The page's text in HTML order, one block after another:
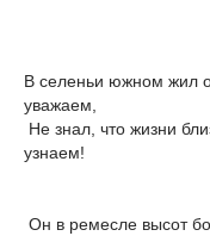
В селеньи южном жил
уважаем,
Не знал, что жизни
узнаем!
Он в ремесле высот